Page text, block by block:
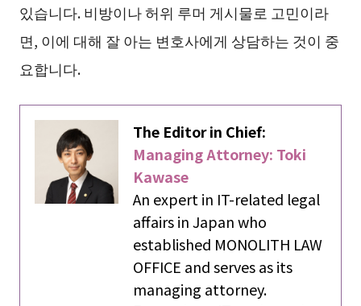
있습니다. 비방이나 허위 루머 게시물로 고민이라
면, 이에 대해 잘 아는 변호사에게 상담하는 것이 중
요합니다.
The Editor in Chief:
Managing Attorney: Toki
Kawase
An expert in IT-related legal
affairs in Japan who
established MONOLITH LAW
OFFICE and serves as its
managing attorney.